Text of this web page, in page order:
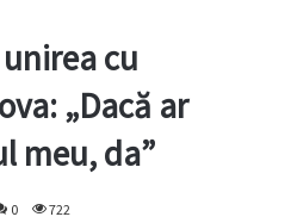
cu
„Dacă ar
meu, da”
0 722